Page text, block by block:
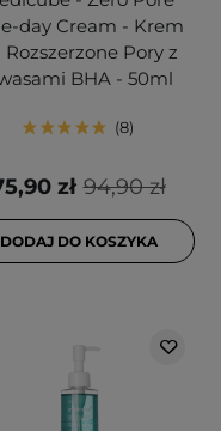
day Cream - Krem
Rozszerzone Pory z
BHA - 50ml
8
94,90 zł
zł
DODAJ DO KOSZYKA